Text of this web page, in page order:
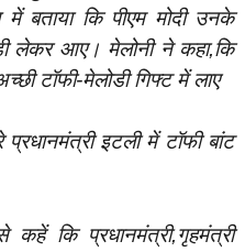
में बताया कि पीएम मोदी उनके
लेकर आए। मेलोनी ने कहा,कि
टॉफी-मेलोडी गिफ्ट में लाए
इटली में टॉफी बांट
कि प्रधानमंत्री,गृहमंत्री